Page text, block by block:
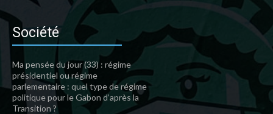
Société
Ma pensée du jour (33) : régime
présidentiel ou régime
parlementaire : quel type de régime
politique pour le Gabon d’après la
Transition ?